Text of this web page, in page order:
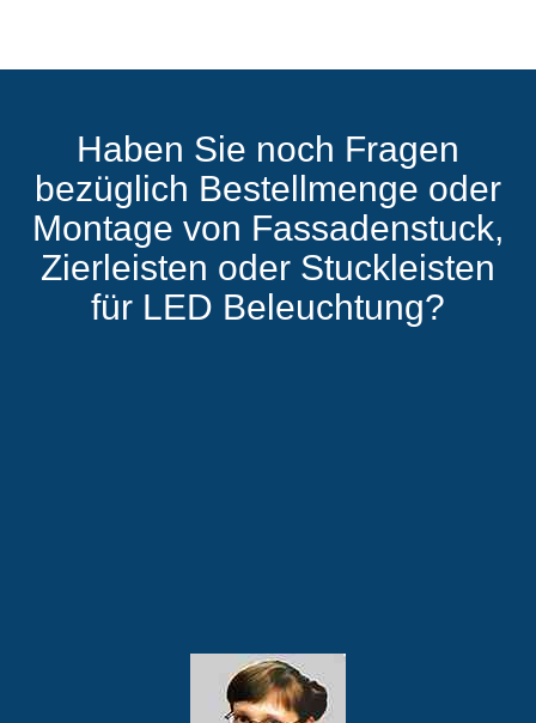
Haben Sie noch Fragen
bezüglich Bestellmenge oder
Montage von Fassadenstuck,
Zierleisten oder Stuckleisten
für LED Beleuchtung?